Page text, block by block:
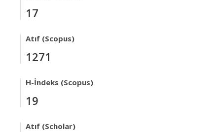
17
Atıf (Scopus)
1271
H-İndeks (Scopus)
19
Atıf (Scholar)